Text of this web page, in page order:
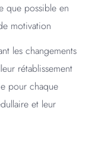
que possible en
motivation
les changements
rétablissement
pour chaque
et leur